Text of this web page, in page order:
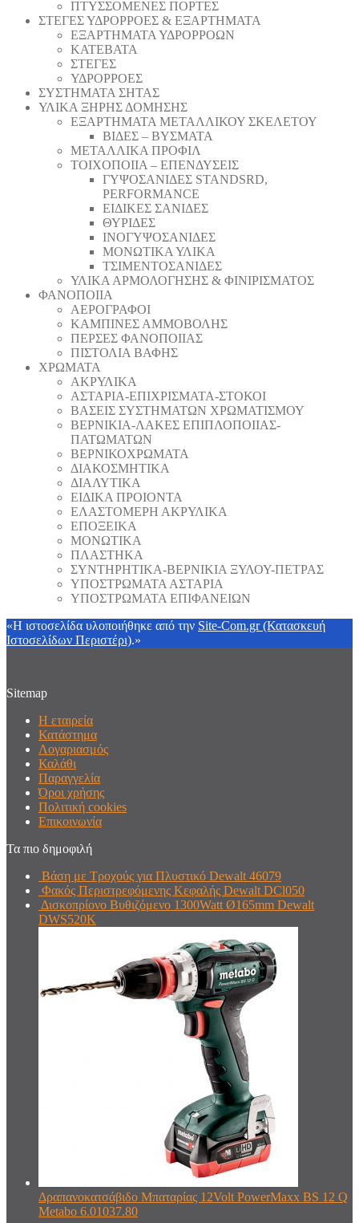
ΠΤΥΣΣΟΜΕΝΕΣ ΠΟΡΤΕΣ
ΣΤΕΓΕΣ ΥΔΡΟΡΡΟΕΣ & ΕΞΑΡΤΗΜΑΤΑ
ΕΞΑΡΤΗΜΑΤΑ ΥΔΡΟΡΡΟΩΝ
ΚΑΤΕΒΑΤΑ
ΣΤΕΓΕΣ
ΥΔΡΟΡΡΟΕΣ
ΣΥΣΤΗΜΑΤΑ ΣΗΤΑΣ
ΥΛΙΚΑ ΞΗΡΗΣ ΔΟΜΗΣΗΣ
ΕΞΑΡΤΗΜΑΤΑ ΜΕΤΑΛΛΙΚΟΥ ΣΚΕΛΕΤΟΥ
ΒΙΔΕΣ – ΒΥΣΜΑΤΑ
ΜΕΤΑΛΛΙΚΑ ΠΡΟΦΙΛ
ΤΟΙΧΟΠΟΙΙΑ – ΕΠΕΝΔΥΣΕΙΣ
ΓΥΨΟΣΑΝΙΔΕΣ STANDSRD,
PERFORMANCE
ΕΙΔΙΚΕΣ ΣΑΝΙΔΕΣ
ΘΥΡΙΔΕΣ
ΙΝΟΓΥΨΟΣΑΝΙΔΕΣ
ΜΟΝΩΤΙΚΑ ΥΛΙΚΑ
ΤΣΙΜΕΝΤΟΣΑΝΙΔΕΣ
ΥΛΙΚΑ ΑΡΜΟΛΟΓΗΣΗΣ & ΦΙΝΙΡΙΣΜΑΤΟΣ
ΦΑΝΟΠΟΙΙΑ
ΑΕΡΟΓΡΑΦΟΙ
ΚΑΜΠΙΝΕΣ ΑΜΜΟΒΟΛΗΣ
ΠΕΡΣΕΣ ΦΑΝΟΠΟΙΙΑΣ
ΠΙΣΤΟΛΙΑ ΒΑΦΗΣ
ΧΡΩΜΑΤΑ
ΑΚΡΥΛΙΚΑ
ΑΣΤΑΡΙΑ-ΕΠΙΧΡΙΣΜΑΤΑ-ΣΤΟΚΟΙ
ΒΑΣΕΙΣ ΣΥΣΤΗΜΑΤΩΝ ΧΡΩΜΑΤΙΣΜΟΥ
ΒΕΡΝΙΚΙΑ-ΛΑΚΕΣ ΕΠΙΠΛΟΠΟΙΙΑΣ-
ΠΑΤΩΜΑΤΩΝ
ΒΕΡΝΙΚΟΧΡΩΜΑΤΑ
ΔΙΑΚΟΣΜΗΤΙΚΑ
ΔΙΑΛΥΤΙΚΑ
ΕΙΔΙΚΑ ΠΡΟΙΟΝΤΑ
ΕΛΑΣΤΟΜΕΡΗ ΑΚΡΥΛΙΚΑ
ΕΠΟΞΕΙΚΑ
ΜΟΝΩΤΙΚΑ
ΠΛΑΣΤΗΚΑ
ΣΥΝΤΗΡΗΤΙΚΑ-ΒΕΡΝΙΚΙΑ ΞΥΛΟΥ-ΠΕΤΡΑΣ
ΥΠΟΣΤΡΩΜΑΤΑ ΑΣΤΑΡΙΑ
ΥΠΟΣΤΡΩΜΑΤΑ ΕΠΙΦΑΝΕΙΩΝ
«Η ιστοσελίδα υλοποιήθηκε από την Site-Com.gr (Κατασκευή
Ιστοσελίδων Περιστέρι).»
Sitemap
Η εταιρεία
Κατάστημα
Λογαριασμός
Καλάθι
Παραγγελία
Όροι χρήσης
Πολιτική cookies
Επικοινωνία
Τα πιο δημοφιλή
Βάση με Τροχούς για Πλυστικό Dewalt 46079
Φακός Περιστρεφόμενης Κεφαλής Dewalt DCl050
Δισκοπρίονο Βυθιζόμενο 1300Watt Ø165mm Dewalt
DWS520K
Δραπανοκατσάβιδο Μπαταρίας 12Volt PowerMaxx BS 12 Q
Metabo 6.01037.80